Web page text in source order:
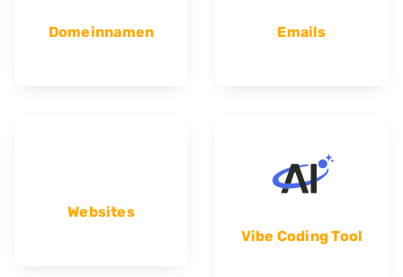
Domeinnamen Emails
Websites
Vibe Coding Tool